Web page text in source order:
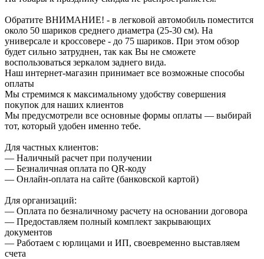
Обратите ВНИМАНИЕ! - в легковой автомобиль поместится
около 50 шариков среднего диаметра (25-30 см). На
универсале и кроссовере - до 75 шариков. При этом обзор
будет сильно затруднен, так как Вы не сможете
воспользоваться зеркалом заднего вида.
Наш интернет-магазин принимает все возможные способы
оплаты
Мы стремимся к максимальному удобству совершения
покупок для наших клиентов
Мы предусмотрели все основные формы оплаты — выбирай
тот, который удобен именно тебе.
Для частных клиентов:
— Наличный расчет при получении
— Безналичная оплата по QR-коду
— Онлайн-оплата на сайте (банковской картой)
Для организаций:
— Оплата по безналичному расчету на основании договора
— Предоставляем полный комплект закрывающих
документов
— Работаем с юрлицами и ИП, своевременно выставляем
счета